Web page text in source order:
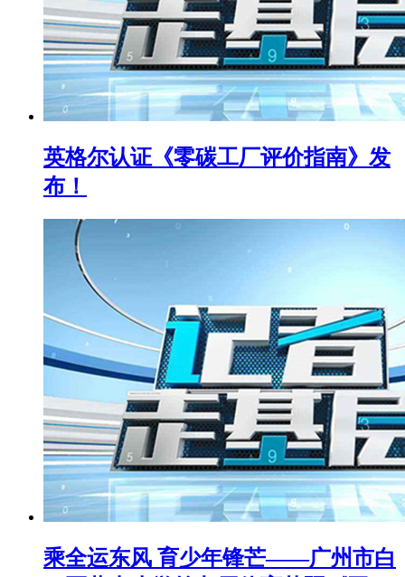
英格尔认证《零碳工厂评价指南》发
布！
乘全运东风 育少年锋芒——广州市白